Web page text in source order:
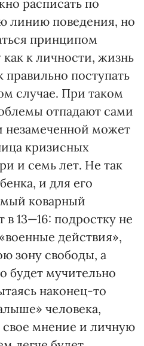
расписать по
линию поведения, но
принципом
к личности, жизнь
правильно поступать
случае. При таком
отпадают сами
незамеченной может
кризисных
и семь лет. Не так
и для его
коварный
в 13—16: подростку не
действия»,
зону свободы, а
будет мучительно
наконец-то
человека,
мнение и личную